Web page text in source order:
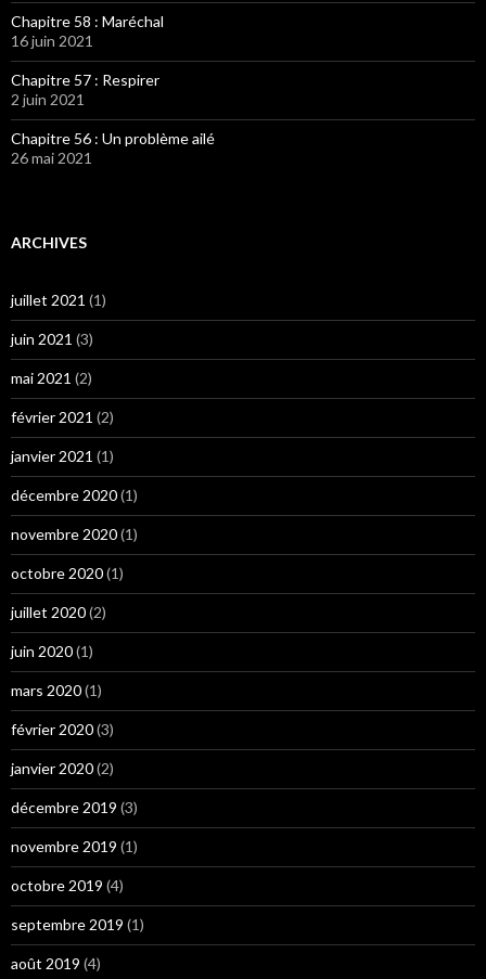
Chapitre 58 : Maréchal
16 juin 2021
Chapitre 57 : Respirer
2 juin 2021
Chapitre 56 : Un problème ailé
26 mai 2021
ARCHIVES
juillet 2021 (1)
juin 2021 (3)
mai 2021 (2)
février 2021 (2)
janvier 2021 (1)
décembre 2020(1)
novembre 2020(1)
octobre 2020(1)
juillet 2020(2)
juin 2020(1)
mars 2020(1)
février 2020(3)
janvier 2020(2)
décembre 2019 (3)
novembre 2019 (1)
octobre 2019 (4)
septembre 2019 (1)
août 2019 (4)